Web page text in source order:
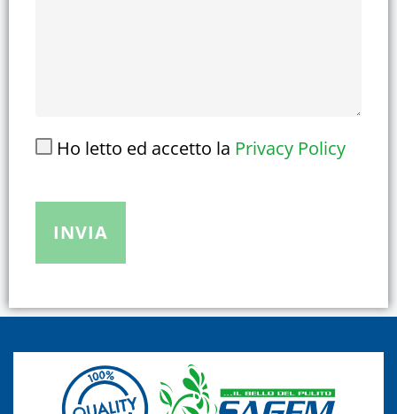
Ho letto ed accetto la Privacy Policy